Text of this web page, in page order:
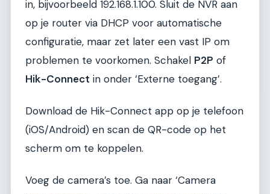
in, bijvoorbeeld 192.168.1.100. Sluit de NVR aan
op je router via DHCP voor automatische
configuratie, maar zet later een vast IP om
problemen te voorkomen. Schakel P2P of
Hik-Connect in onder ‘Externe toegang’.
Download de Hik-Connect app op je telefoon
(iOS/Android) en scan de QR-code op het
scherm om te koppelen.
Voeg de camera’s toe. Ga naar ‘Camera